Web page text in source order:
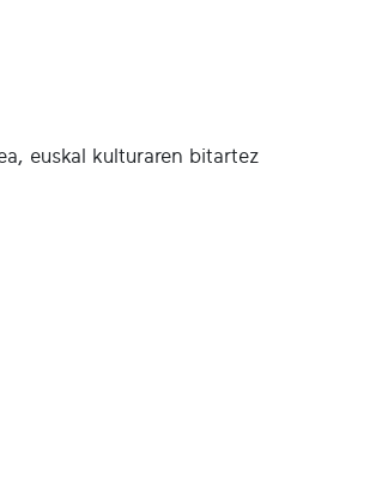
euskal kulturaren bitartez